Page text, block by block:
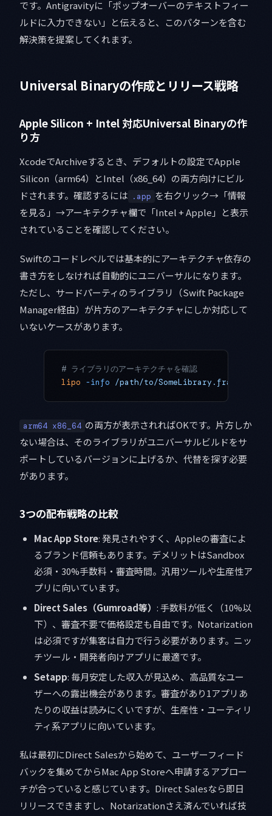
です。Antigravityに「ポップオーバーのテキストフィー
ルドに入力できない」と伝えると、このパターンを含む
解決策を提案してくれます。
Universal Binaryの作成とリリース戦略
Apple Silicon + Intel 対応Universal Binaryの作
り方
XcodeでArchiveするとき、デフォルトの設定でApple
Silicon（arm64）とIntel（x86_64）の両方向けにビル
ドされます。確認するには .app を右クリック→「情報
を見る」→アーキテクチャ欄で「Intel + Apple」と表示
されていることを確認してください。
Swiftのコードレベルでは基本的にアーキテクチャ依存の
書き方をしなければ自動的にユニバーサルになります。
ただし、サードパーティのライブラリ（Swift Package
Manager経由）が片方のアーキテクチャにしか対応して
いないケースがあります。
# ライブラリのアーキテクチャを確認
lipo -info /path/to/SomeLibrary.framework/
arm64 x86_64 の両方が表示されればOKです。片方しか
ない場合は、そのライブラリがユニバーサルビルドをサ
ポートしているバージョンに上げるか、代替を探す必要
があります。
3つの配布戦略の比較
Mac App Store: 発見されやすく、Appleの審査によ
るブランド信頼もあります。デメリットはSandbox
必須・30%手数料・審査時間。汎用ツールや生産性ア
プリに向いています。
Direct Sales（Gumroad等） : 手数料が低く（10%以
下）、審査不要で価格設定も自由です。Notarization
は必須ですが集客は自力で行う必要があります。ニッ
チツール・開発者向けアプリに最適です。
Setapp: 毎月安定した収入が見込め、高品質なユー
ザーへの露出機会があります。審査があり1アプリあ
たりの収益は読みにくいですが、生産性・ユーティリ
ティ系アプリに向いています。
私は最初にDirect Salesから始めて、ユーザーフィード
バックを集めてからMac App Storeへ申請するアプロー
チが合っていると感じています。Direct Salesなら即日
リリースできますし、Notarizationさえ済んでいれば技